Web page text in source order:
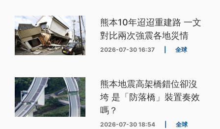
熊本10年迢迢重建路 一文
對比兩次強震各地災情
2026-07-30 16:37 全球
熊本地震高架橋錯位卻沒
垮 是「防落橋」裝置奏效
嗎？
2026-07-30 18:54 全球